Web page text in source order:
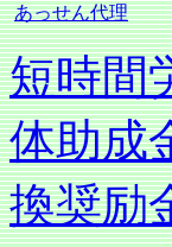
あっせん代理
短時間
体助成
換奨励